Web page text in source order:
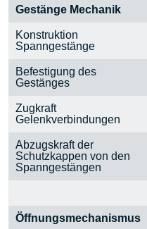
Gestänge Mechanik
Konstruktion
Spanngestänge
Befestigung des
Gestänges
Zugkraft
Gelenkverbindungen
Abzugskraft der
Schutzkappen von den
Spanngestängen
Öffnungsmechanismus